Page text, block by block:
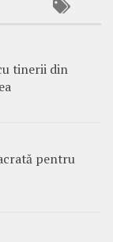
tinerii din
pentru